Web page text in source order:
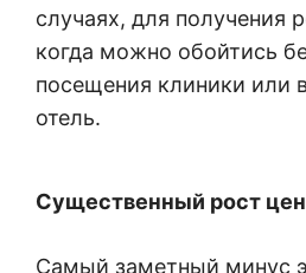
случаях, для получения
когда можно обойтись
посещения клиники или
отель.
Существенный рост
Самый заметный минус